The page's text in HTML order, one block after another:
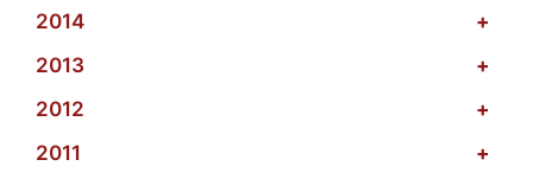
2014
+
2013
+
2012
+
2011
+